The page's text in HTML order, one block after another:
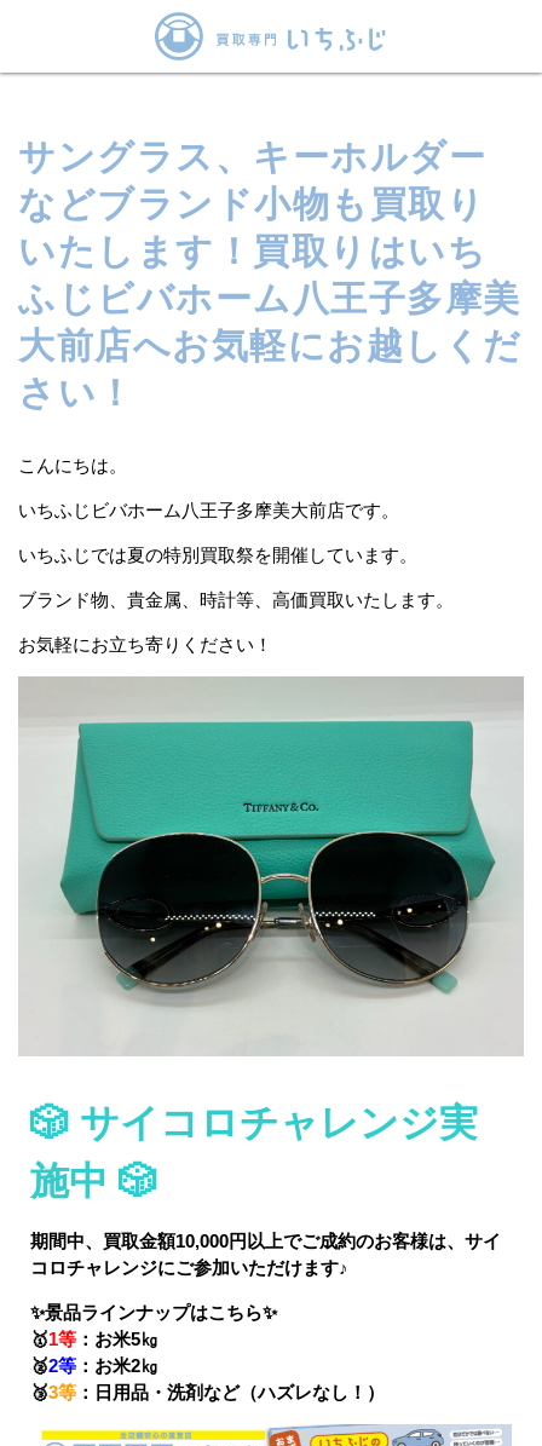
サングラス、キーホルダー
などブランド小物も買取り
いたします！買取りはいち
ふじビバホーム八王子多摩美
大前店へお気軽にお越しくだ
さい！
こんにちは。
いちふじビバホーム八王子多摩美大前店です。
いちふじでは夏の特別買取祭を開催しています。
ブランド物、貴金属、時計等、高価買取いたします。
お気軽にお立ち寄りください！
🎲 サイコロチャレンジ実
施中 🎲
期間中、買取金額10,000円以上でご成約のお客様は、サイ
コロチャレンジにご参加いただけます♪
✨景品ラインナップはこちら✨
🥇1等 ：お米5㎏
🥈2等 ：お米2㎏
🥉3等 ：日用品・洗剤など（ハズレなし！）